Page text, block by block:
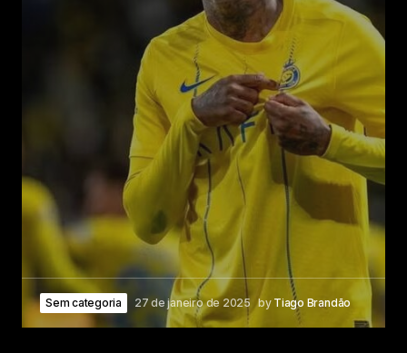
Sem categoria 27 de janeiro de 2025 by Tiago Brandão